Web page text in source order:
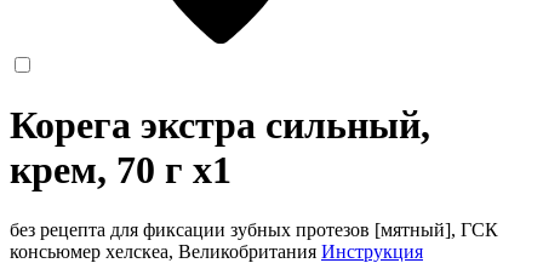
Корега экстра сильный,
крем, 70 г x1
без рецепта для фиксации зубных протезов [мятный], ГСК
консьюмер хелскеа, Великобритания Инструкция